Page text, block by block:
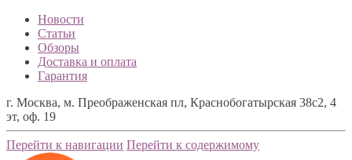
Новости
Статьи
Обзоры
Доставка и оплата
Гарантия
г. Москва, м. Преображенская пл, Краснобогатырская 38с2, 4
эт, оф. 19
Перейти к навигации Перейти к содержимому